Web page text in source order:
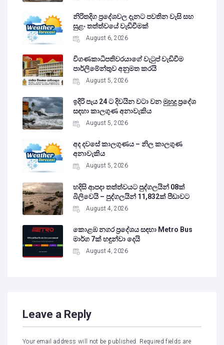
නිරිතදිග ප්‍රදේශවල දැනට පවතින වැසි සහ
සුළං තත්ත්වයේ වැඩිවීමක්
August 6, 2026
විගණකාධිපතිවරයාගේ වැටුප් වැඩිවීම
පාර්ලිමේන්තුව අනුමත කරයි
August 5, 2026
ඉදිරි පැය 24 ට දිවයින වටා වන මුහුදු ප්‍රදේශ
සඳහා කාලගුණ අනාවැකිය
August 5, 2026
අද දවසේ කාලගුණය – නිල කාලගුණ
අනාවැකිය
August 5, 2026
හදිසි ආපදා තත්ත්වයට පුද්ගලයින් 08ක්
බිලිවෙයි – පුද්ගලයින් 11,832ක් පීඩාවට
August 4, 2026
කොළඹ නගර ප්‍රදේශය සඳහා Metro Bus
මාර්ග 7ක් හඳුන්වා දෙයි
August 4, 2026
Leave a Reply
Your email address will not be published. Required fields are